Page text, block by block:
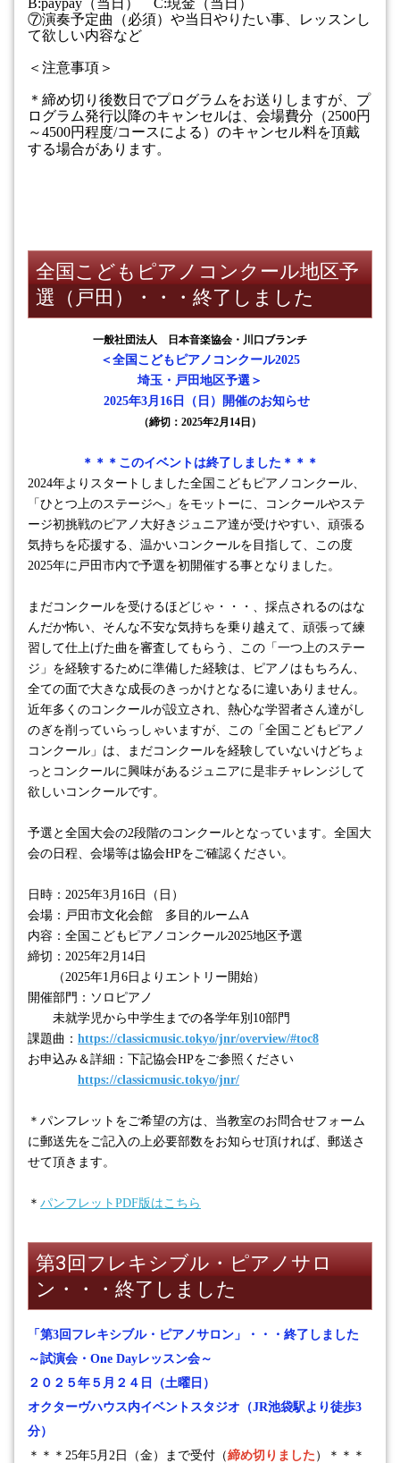
⑦演奏予定曲（必須）や当日やりたい事、レッスンし
て欲しい内容など
＜注意事項＞
＊締め切り後数日でプログラムをお送りしますが、プ
ログラム発行以降のキャンセルは、会場費分（2500円
～4500円程度/コースによる）のキャンセル料を頂戴
する場合があります。
全国こどもピアノコンクール地区予
選（戸田）・・・終了しました
一般社団法人 日本音楽協会・川口ブランチ
＜全国こどもピアノコンクール2025
埼玉・戸田地区予選＞
2025年3月16日（日）
開催のお知らせ
（締切： 2025年2月14日）
＊＊＊このイベントは終了しました＊＊＊
2024年よりスタートしました全国こどもピアノコンクール、
「ひとつ上のステージへ」をモットーに、コンクールやステ
ージ初挑戦のピアノ大好きジュニア達が受けやすい、頑張る
気持ちを応援する、温かいコンクールを目指して、この度
2025年に戸田市内で予選を初開催する事となりました。
まだコンクールを受けるほどじゃ・・・、採点されるのはな
んだか怖い、そんな不安な気持ちを乗り越えて、頑張って練
習して仕上げた曲を審査してもらう、この「一つ上のステー
ジ」を経験するために準備した経験は、ピアノはもちろん、
全ての面で大きな成長のきっかけとなるに違いありません。
近年多くのコンクールが設立され、熱心な学習者さん達がし
のぎを削っていらっしゃいますが、この「全国こどもピアノ
コンクール」は、まだコンクールを経験していないけどちょ
っとコンクールに興味があるジュニアに是非チャレンジして
欲しいコンクールです。
予選と全国大会の2段階のコンクールとなっています。全国大
会の日程、会場等は協会HPをご確認ください。
日時： 2025年3月16日（日）
会場：戸田市文化会館 多目的ルームA
内容： 全国こどもピアノコンクール2025地区予選
締切： 2025年2月14日
（2025年1月6日よりエントリー開始）
開催部門：ソロピアノ
未就学児から中学生までの各学年別 10部門
課題曲： https://classicmusic.tokyo/jnr/overview/#toc8
お申込み＆詳細：下記協会HPをご参照ください
https://classicmusic.tokyo/jnr/
＊パンフレットをご希望の方は、当教室のお問合せフォーム
に郵送先をご記入の上必要部数をお知らせ頂ければ、郵送さ
せて頂きます。
＊ パンフレットPDF版はこちら
第3回フレキシブル・ピアノサロ
ン・・・終了しました
「第3回フレキシブル・ピアノサロン」・・・終了しました
～試演会・ One Dayレッスン会～
２０２５年５月２４日（土曜日）
オクターヴハウス内イベントスタジオ（JR池袋駅より徒歩3
分）
＊＊＊ 25年5月 2 日（金）まで受付（締め切りました ）＊＊＊